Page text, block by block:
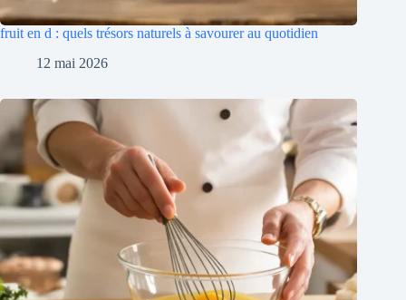
fruit en d : quels trésors naturels à savourer au quotidien
12 mai 2026